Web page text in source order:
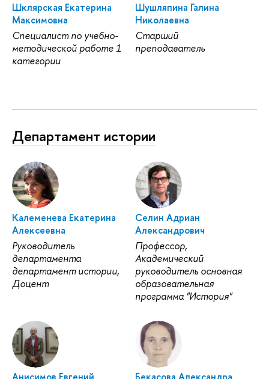
Шклярская Екатерина
Максимовна
Специалист по учебно-
методической работе 1
категории
Шушляпина Галина
Николаевна
Старший
преподаватель
Департамент истории
Калеменева Екатерина
Алексеевна
Руководитель
департамента
департамент истории,
Доцент
Селин Адриан
Александрович
Профессор,
Академический
руководитель основная
образовательная
программа "История"